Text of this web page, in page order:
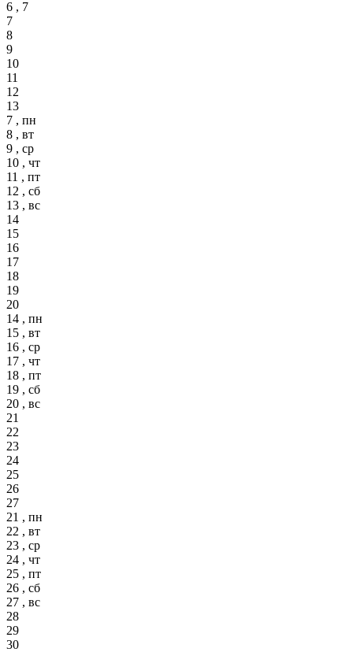
6 , 7
7
8
9
10
11
12
13
7 , пн
8 , вт
9 , ср
10 , чт
11 , пт
12 , сб
13 , вс
14
15
16
17
18
19
20
14 , пн
15 , вт
16 , ср
17 , чт
18 , пт
19 , сб
20 , вс
21
22
23
24
25
26
27
21 , пн
22 , вт
23 , ср
24 , чт
25 , пт
26 , сб
27 , вс
28
29
30